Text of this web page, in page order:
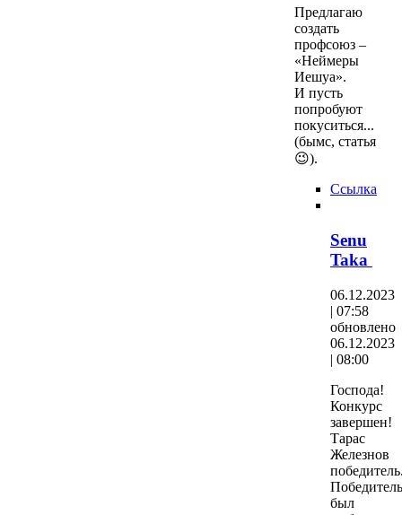
Предлагаю
создать
профсоюз –
«Неймеры
Иешуа».
И пусть
попробуют
покуситься...
(бымс, статья
😉).
Ссылка
Senu
Taka
06.12.2023
| 07:58
обновлено
06.12.2023
| 08:00
Господа!
Конкурс
завершен!
Тарас
Железнов
Победитель
был